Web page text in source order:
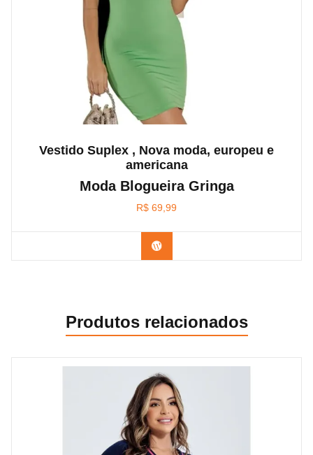
Vestido Suplex , Nova moda, europeu e
americana
Moda Blogueira Gringa
R$ 69,99
Confira na Amazon
Produtos relacionados